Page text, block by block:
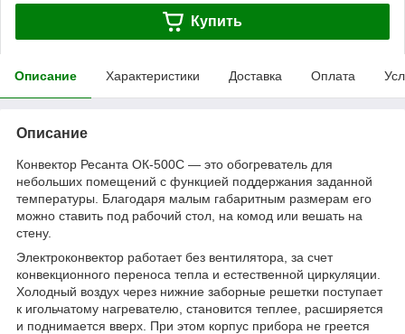
Купить
Описание Характеристики Доставка Оплата
Описание
Конвектор Ресанта ОК-500С — это обогреватель для
небольших помещений с функцией поддержания заданной
температуры. Благодаря малым габаритным размерам его
можно ставить под рабочий стол, на комод или вешать на
стену.
Электроконвектор работает без вентилятора, за счет
конвекционного переноса тепла и естественной циркуляции.
Холодный воздух через нижние заборные решетки поступает
к игольчатому нагревателю, становится теплее, расширяется
и поднимается вверх. При этом корпус прибора не греется